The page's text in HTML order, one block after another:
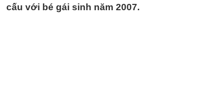
cấu với bé gái sinh năm 2007.